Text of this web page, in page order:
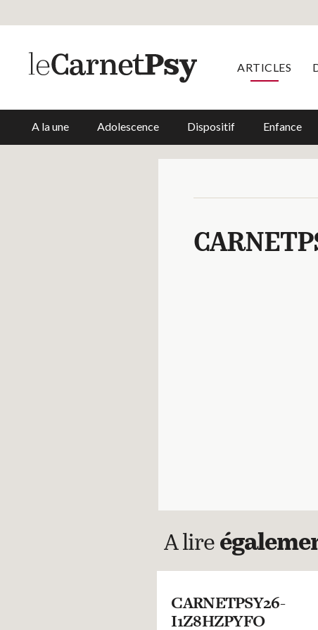
ARTICLES
A la une Adolescence Dispositif Enfance
A lire
CARNETPSY26-
I1Z8HZPYFO